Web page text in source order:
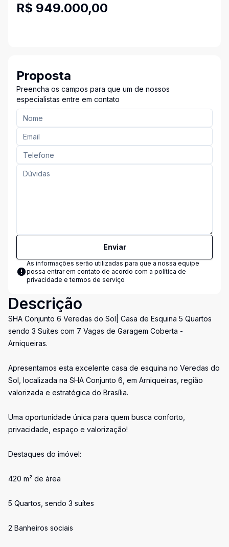
R$ 949.000,00
Proposta
Preencha os campos para que um de nossos
especialistas entre em contato
Enviar
As informações serão utilizadas para que a nossa equipe
possa entrar em contato de acordo com a política de
privacidade e termos de serviço
Descrição
SHA Conjunto 6 Veredas do Sol| Casa de Esquina 5 Quartos
sendo 3 Suítes com 7 Vagas de Garagem Coberta -
Arniqueiras.
Apresentamos esta excelente casa de esquina no Veredas do
Sol, localizada na SHA Conjunto 6, em Arniqueiras, região
valorizada e estratégica do Brasília.
Uma oportunidade única para quem busca conforto,
privacidade, espaço e valorização!
Destaques do imóvel:
420 m² de área
5 Quartos, sendo 3 suítes
2 Banheiros sociais